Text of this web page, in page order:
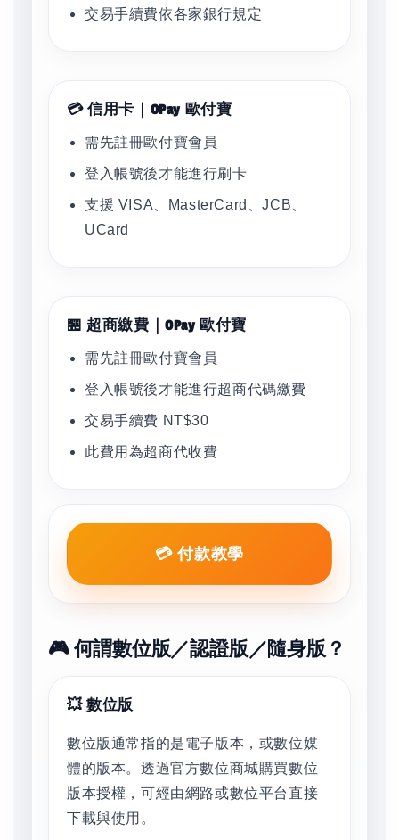
交易手續費依各家銀行規定
💳 信用卡｜OPay 歐付寶
需先註冊歐付寶會員
登入帳號後才能進行刷卡
支援 VISA、MasterCard、JCB、
UCard
🏪 超商繳費｜OPay 歐付寶
需先註冊歐付寶會員
登入帳號後才能進行超商代碼繳費
交易手續費 NT$30
此費用為超商代收費
💳 付款教學
🎮 何謂數位版／認證版／隨身版？
💥 數位版
數位版通常指的是電子版本，或數位媒
體的版本。透過官方數位商城購買數位
版本授權，可經由網路或數位平台直接
下載與使用。